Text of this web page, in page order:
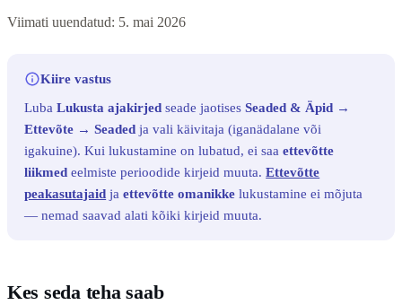
Viimati uuendatud: 5. mai 2026
Kiire vastus
LubaLukusta ajakirjed seade jaotisesSeaded & Äpid →
Ettevõte → Seaded ja vali käivitaja (iganädalane või
igakuine). Kui lukustamine on lubatud, ei saaettevõtte
liikmed eelmiste perioodide kirjeid muuta.Ettevõtte
peakasutajaid jaettevõtte omanikke lukustamine ei mõjuta
— nemad saavad alati kõiki kirjeid muuta.
Kes seda teha saab